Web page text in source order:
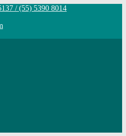
/ (55) 5390 8014